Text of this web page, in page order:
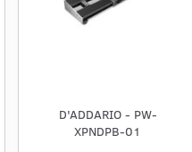
D'ADDARIO - PW-
XPNDPB-01